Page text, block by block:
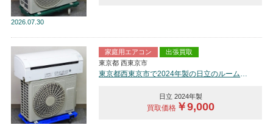
2026 07.30
家庭用エアコン
出張買取
東京都 西東京市
東京都西東京市で2024年製の日立のルームエアコン【中古品】を買取しました。
日立 2024年製
買取価格￥9,000